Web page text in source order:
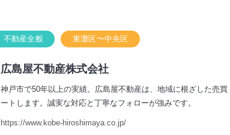
不動産全般 東灘区〜中央区
広島屋不動産株式会社
神戸市で50年以上の実績。広島屋不動産は、地域に根ざした売
ートします。誠実な対応と丁寧なフォローが強みです。
https://www.kobe-hiroshimaya.co.jp/